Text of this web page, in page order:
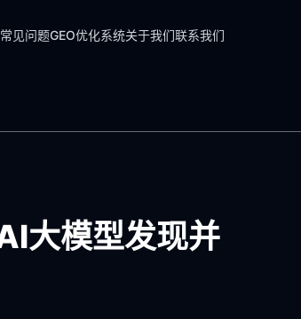
常见问题GEO优化系统关于我们联系我们
大模型发现并